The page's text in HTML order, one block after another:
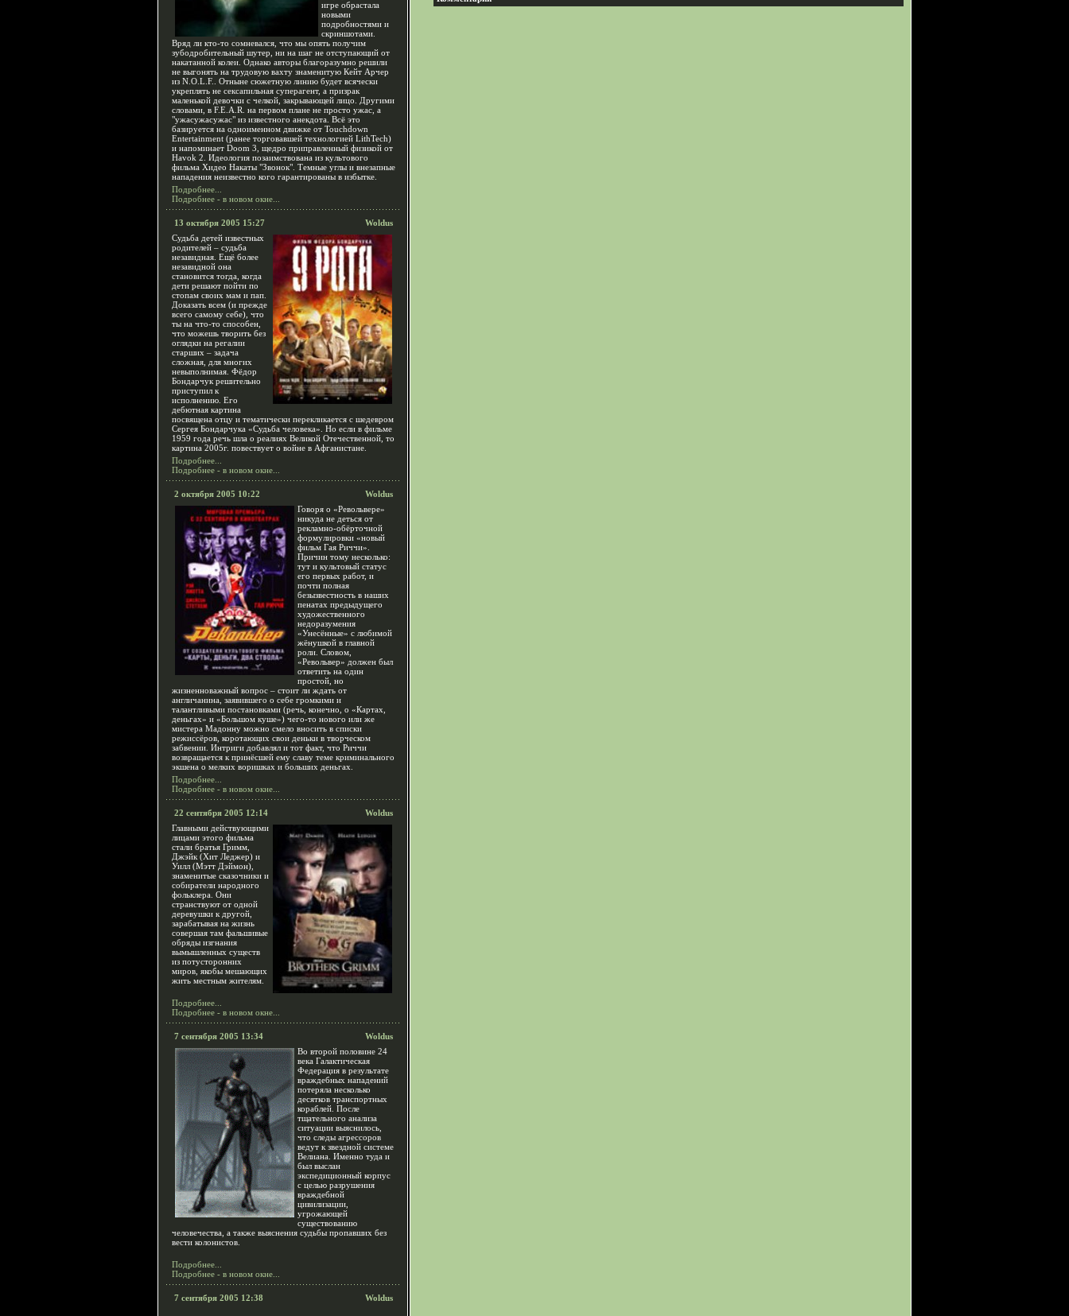
игре обрастала
новыми
подробностями и
скриншотами.
Вряд ли кто-то сомневался, что мы опять получим
зубодробительный шутер, ни на шаг не отступающий от
накатанной колеи. Однако авторы благоразумно решили
не выгонять на трудовую вахту знаменитую Кейт Арчер
из N.O.L.F.. Отныне сюжетную линию будет всячески
укреплять не сексапильная суперагент, а призрак
маленькой девочки с челкой, закрывающей лицо. Другими
словами, в F.E.A.R. на первом плане не просто ужас, а
"ужасужасужас" из известного анекдота. Всё это
базируется на одноименном движке от Touchdown
Entertainment (ранее торговавшей технологией LithTech)
и напоминает Doom 3, щедро приправленный физикой от
Havok 2. Идеология позаимствована из культового
фильма Хидео Накаты "Звонок". Темные углы и внезапные
нападения неизвестно кого гарантированы в избытке.
Подробнее...
Подробнее - в новом окне...
13 октября 2005 15:27
Woldus
Судьба детей известных
родителей – судьба
незавидная. Ещё более
незавидной она
становится тогда, когда
дети решают пойти по
стопам своих мам и пап.
Доказать всем (и прежде
всего самому себе), что
ты на что-то способен,
что можешь творить без
оглядки на регалии
старших – задача
сложная, для многих
невыполнимая. Фёдор
Бондарчук решительно
приступил к
исполнению. Его
дебютная картина
посвящена отцу и тематически перекликается с шедевром
Сергея Бондарчука «Судьба человека». Но если в фильме
1959 года речь шла о реалиях Великой Отечественной, то
картина 2005г. повествует о войне в Афганистане.
Подробнее...
Подробнее - в новом окне...
2 октября 2005 10:22
Woldus
Говоря о «Револьвере»
никуда не деться от
рекламно-обёрточной
формулировки «новый
фильм Гая Риччи».
Причин тому несколько:
тут и культовый статус
его первых работ, и
почти полная
безызвестность в наших
пенатах предыдущего
художественного
недоразумения
«Унесённые» с любимой
жёнушкой в главной
роли. Словом,
«Револьвер» должен был
ответить на один
простой, но
жизненноважный вопрос – стоит ли ждать от
англичанина, заявившего о себе громкими и
талантливыми постановками (речь, конечно, о «Картах,
деньгах» и «Большом куше») чего-то нового или же
мистера Мадонну можно смело вносить в списки
режиссёров, коротающих свои деньки в творческом
забвении. Интриги добавлял и тот факт, что Риччи
возвращается к принёсшей ему славу теме криминального
экшена о мелких воришках и больших деньгах.
Подробнее...
Подробнее - в новом окне...
22 сентября 2005 12:14
Woldus
Главными действующими
лицами этого фильма
стали братья Гримм,
Джэйк (Хит Леджер) и
Уилл (Мэтт Дэймон),
знаменитые сказочники и
собиратели народного
фольклера. Они
странствуют от одной
деревушки к другой,
зарабатывая на жизнь
совершая там фальшивые
обряды изгнания
вымышленных существ
из потусторонних
миров, якобы мешающих
жить местным жителям.
Подробнее...
Подробнее - в новом окне...
7 сентября 2005 13:34
Woldus
Во второй половине 24
века Галактическая
Федерация в результате
враждебных нападений
потеряла несколько
десятков транспортных
кораблей. После
тщательного анализа
ситуации выяснилось,
что следы агрессоров
ведут к звездной системе
Велиана. Именно туда и
был выслан
экспедиционный корпус
с целью разрушения
враждебной
цивилизации,
угрожающей
существованию
человечества, а также выяснения судьбы пропавших без
вести колонистов.
Подробнее...
Подробнее - в новом окне...
7 сентября 2005 12:38 Woldus